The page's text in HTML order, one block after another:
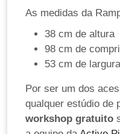
As medidas da
38 cm de altura
98 cm de
53 cm de largura
Por ser um dos
qualquer estúdio de
workshop gratuito